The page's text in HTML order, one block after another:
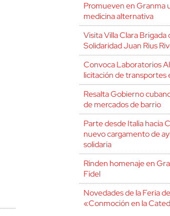
Promueven en Granma
medicina alternativa
Visita Villa Clara Brigada
Solidaridad Juan Rius
Convoca Laboratorios
licitación de transportes
Resalta Gobierno
de mercados de barrio
Parte desde Italia hacia
nuevo cargamento de
solidaria
Rinden homenaje en
Fidel
Novedades de la Feria
«Conmoción en la